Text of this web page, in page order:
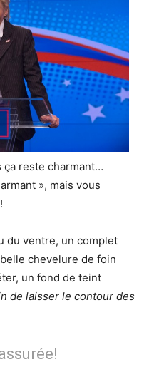
ça reste charmant…
», mais vous
du ventre, un complet
chevelure de foin
un fond de teint
de laisser le contour des